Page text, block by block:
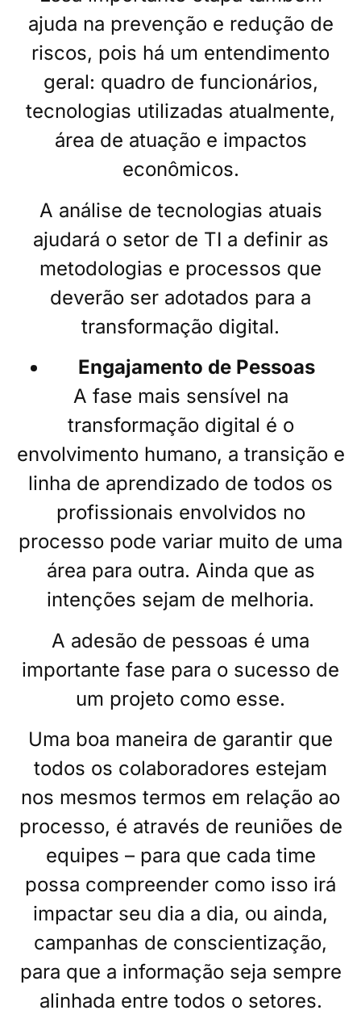
ajuda na prevenção e redução de
riscos, pois há um entendimento
geral: quadro de funcionários,
tecnologias utilizadas atualmente,
área de atuação e impactos
econômicos.
A análise de tecnologias atuais
ajudará o setor de TI a definir as
metodologias e processos que
deverão ser adotados para a
transformação digital.
Engajamento de Pessoas
A fase mais sensível na
transformação digital é o
envolvimento humano, a transição e
linha de aprendizado de todos os
profissionais envolvidos no
processo pode variar muito de uma
área para outra. Ainda que as
intenções sejam de melhoria.
A adesão de pessoas é uma
importante fase para o sucesso de
um projeto como esse.
Uma boa maneira de garantir que
todos os colaboradores estejam
nos mesmos termos em relação ao
processo, é através de reuniões de
equipes – para que cada time
possa compreender como isso irá
impactar seu dia a dia, ou ainda,
campanhas de conscientização,
para que a informação seja sempre
alinhada entre todos o setores.